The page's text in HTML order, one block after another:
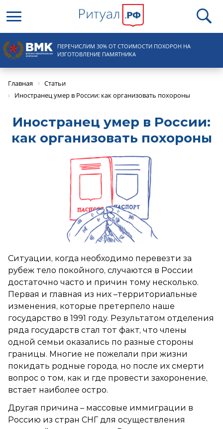
Круглосуточная справочная
8 (495) 100-31-15
ПЕРЕЧИСЛИМ 30% ОТ СТОИМОСТИ ПОХОРОН НА
ИЗГОТОВЛЕНИЕ ПАМЯТНИКА
Главная
Статьи
Иностранец умер в России: как организовать похороны
Иностранец умер в России:
как организовать похороны
Ситуации, когда необходимо перевезти за
рубеж тело покойного, случаются в России
достаточно часто и причин тому несколько.
Первая и главная из них –территориальные
изменения, которые претерпело наше
государство в 1991 году. Результатом отделения
ряда государств стал тот факт, что члены
одной семьи оказались по разные стороны
границы. Многие не пожелали при жизни
покидать родные города, но после их смерти
вопрос о том, как и где провести захоронение,
встает наиболее остро.
Другая причина – массовые иммиграции в
Россию из стран СНГ для осуществления